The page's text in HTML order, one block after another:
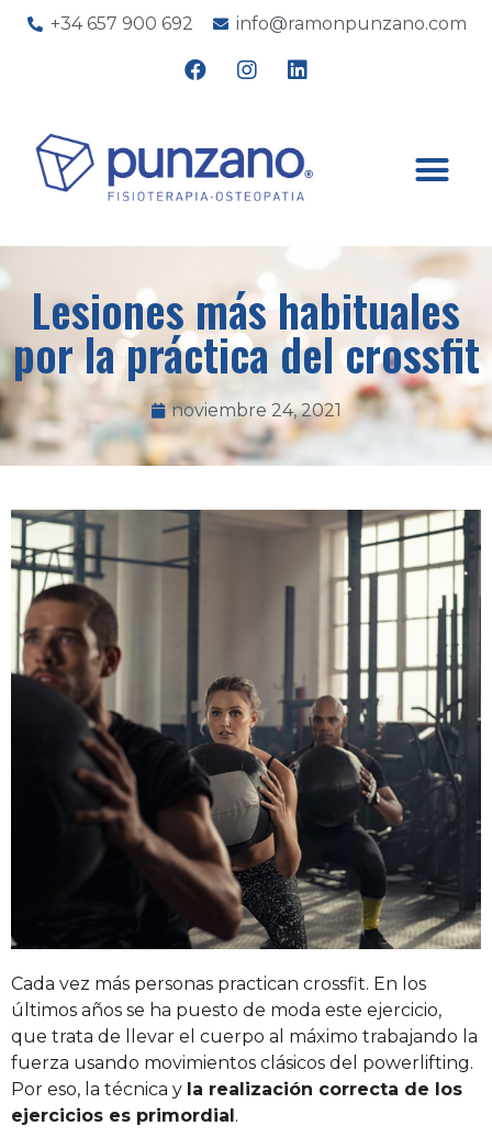
+34 657 900 692 info@ramonpunzano.com
Lesiones más habituales
por la práctica del crossfit
noviembre 24, 2021
Cada vez más personas practican crossfit. En los
últimos años se ha puesto de moda este ejercicio,
que trata de llevar el cuerpo al máximo trabajando la
fuerza usando movimientos clásicos del powerlifting.
Por eso, la técnica y la realización correcta de los
ejercicios es primordial.